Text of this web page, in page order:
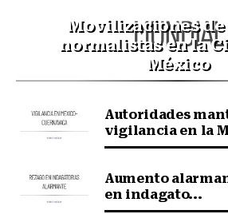
Movilizaciones de
normalistas en la
México
Autoridades
vigilancia en la
Aumento
en indagato...